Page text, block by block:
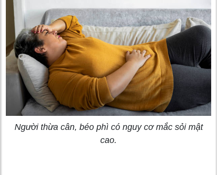
Người thừa cân, béo phì có nguy cơ mắc sỏi mật
cao.